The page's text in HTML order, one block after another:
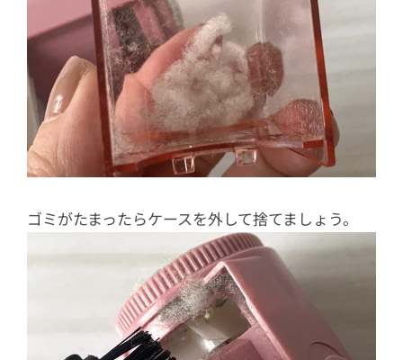
ゴミがたまったらケースを外して捨てましょう。